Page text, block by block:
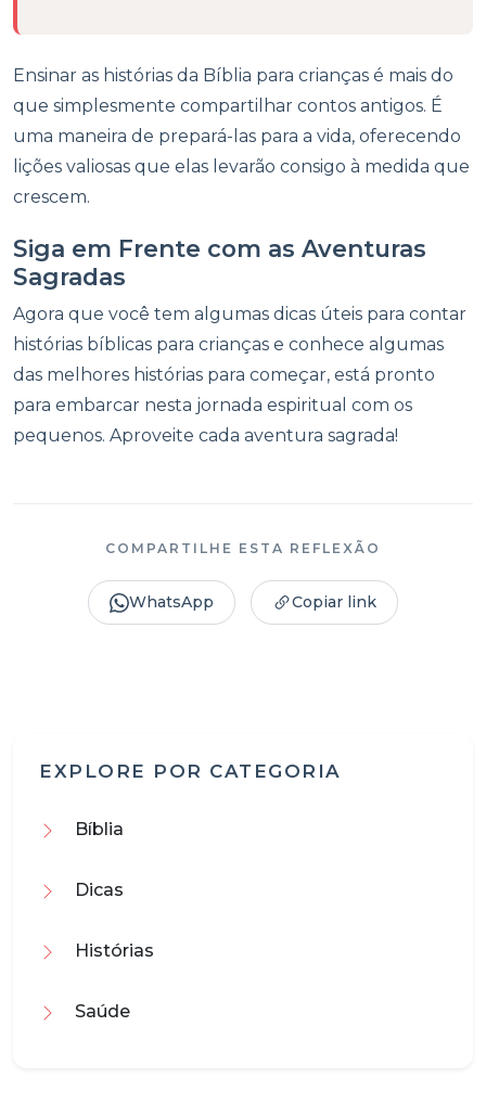
Ensinar as histórias da Bíblia para crianças é mais do
que simplesmente compartilhar contos antigos. É
uma maneira de prepará-las para a vida, oferecendo
lições valiosas que elas levarão consigo à medida que
crescem.
Siga em Frente com as Aventuras
Sagradas
Agora que você tem algumas dicas úteis para contar
histórias bíblicas para crianças e conhece algumas
das melhores histórias para começar, está pronto
para embarcar nesta jornada espiritual com os
pequenos. Aproveite cada aventura sagrada!
COMPARTILHE ESTA REFLEXÃO
WhatsApp Copiar link
EXPLORE POR CATEGORIA
Bíblia
Dicas
Histórias
Saúde